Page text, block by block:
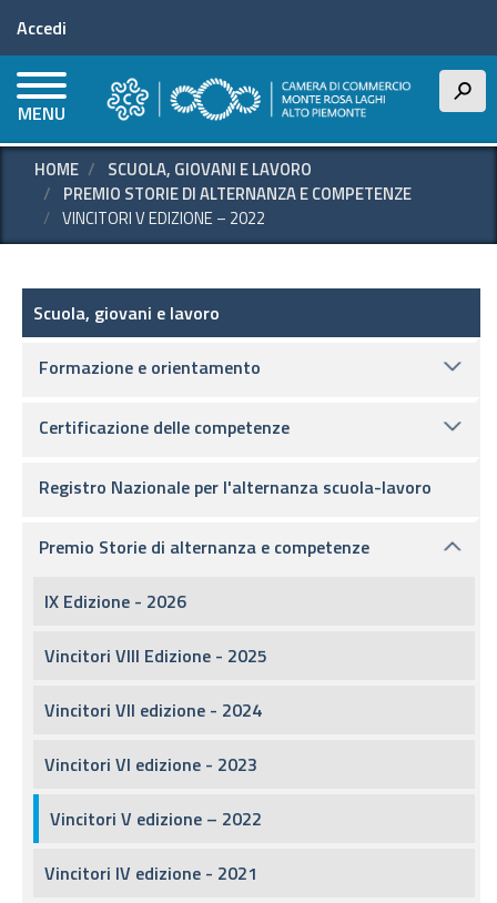
principale
Menu profilo utente
Accedi
MENU
h
HOME
SCUOLA, GIOVANI E LAVORO
PREMIO STORIE DI ALTERNANZA E COMPETENZE
VINCITORI V EDIZIONE – 2022
Scuola, giovani e lavoro
Scuola, giovani e lavoro
Formazione e orientamento
Certificazione delle competenze
Registro Nazionale per l'alternanza scuola-lavoro
Premio Storie di alternanza e competenze
IX Edizione - 2026
Vincitori VIII Edizione - 2025
Vincitori VII edizione - 2024
Vincitori VI edizione - 2023
Vincitori V edizione – 2022
Vincitori IV edizione - 2021